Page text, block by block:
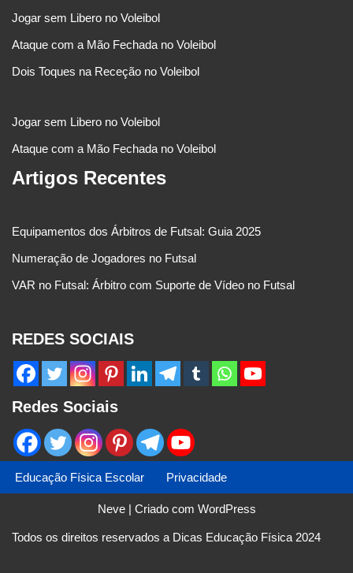
Jogar sem Libero no Voleibol
Ataque com a Mão Fechada no Voleibol
Dois Toques na Receção no Voleibol
Jogar sem Libero no Voleibol
Ataque com a Mão Fechada no Voleibol
Artigos Recentes
Equipamentos dos Árbitros de Futsal: Guia 2025
Numeração de Jogadores no Futsal
VAR no Futsal: Árbitro com Suporte de Vídeo no Futsal
REDES SOCIAIS
Redes Sociais
Educação Física Escolar Privacidade
Neve| Criado com WordPress
Todos os direitos reservados a Dicas Educação Física 2024